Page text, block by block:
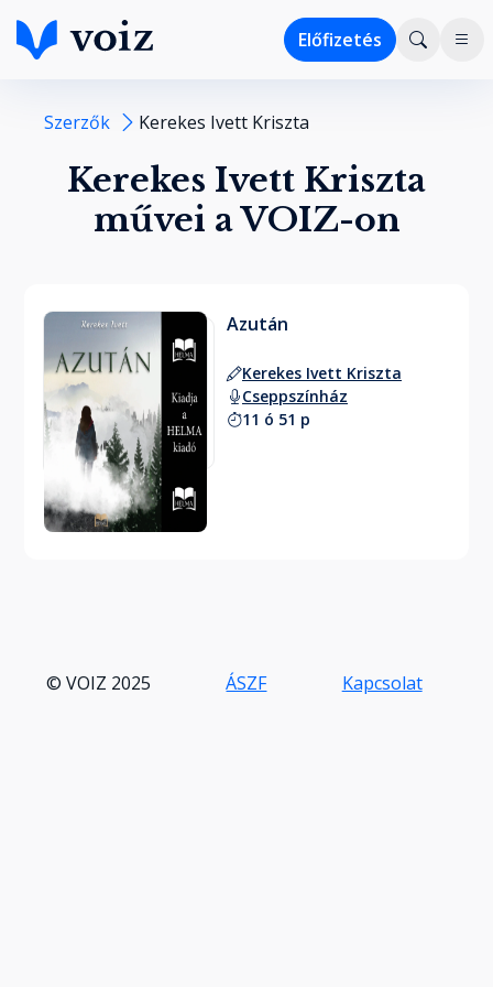
Előfizetés
Szerzők Kerekes Ivett Kriszta
Kerekes Ivett Kriszta
művei a VOIZ-on
Azután
Kerekes Ivett Kriszta
Cseppszínház
11 ó 51 p
© VOIZ 2025 ÁSZF Kapcsolat